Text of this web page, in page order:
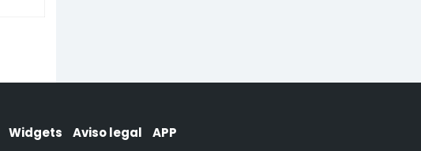
Widgets Aviso legal APP